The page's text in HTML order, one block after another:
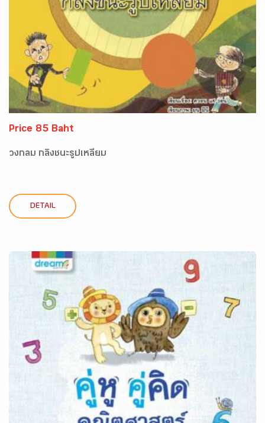
Price 85 Baht
วงกลม กลิ้งชนะรูปเหลี่ยม
DETAIL